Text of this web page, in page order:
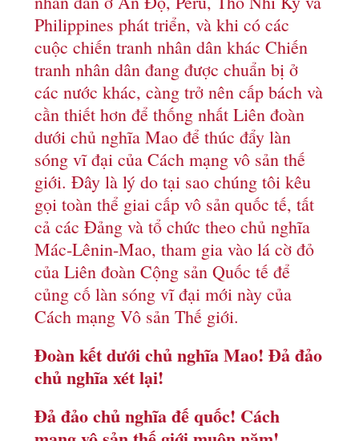
Philippines phát triển, và khi có các
cuộc chiến tranh nhân dân khác Chiến
tranh nhân dân đang được chuẩn bị ở
các nước khác, càng trở nên cấp bách và
cần thiết hơn để thống nhất Liên đoàn
dưới chủ nghĩa Mao để thúc đẩy làn
sóng vĩ đại của Cách mạng vô sản thế
giới. Đây là lý do tại sao chúng tôi kêu
gọi toàn thể giai cấp vô sản quốc tế, tất
cả các Đảng và tổ chức theo chủ nghĩa
Mác-Lênin-Mao, tham gia vào lá cờ đỏ
của Liên đoàn Cộng sản Quốc tế để
củng cố làn sóng vĩ đại mới này của
Cách mạng Vô sản Thế giới.
Đoàn kết dưới chủ nghĩa Mao! Đả đảo
chủ nghĩa xét lại!
Đả đảo chủ nghĩa đế quốc! Cách